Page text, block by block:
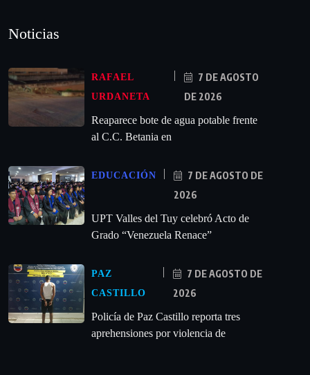
Noticias
RAFAEL
URDANETA
7 DE AGOSTO
DE 2026
Reaparece bote de agua potable frente
al C.C. Betania en
EDUCACIÓN
7 DE AGOSTO DE
2026
UPT Valles del Tuy celebró Acto de
Grado “Venezuela Renace”
PAZ
CASTILLO
7 DE AGOSTO DE
2026
‎Policía de Paz Castillo reporta tres
aprehensiones por violencia de